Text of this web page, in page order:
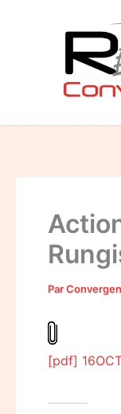
Par
[pdf]